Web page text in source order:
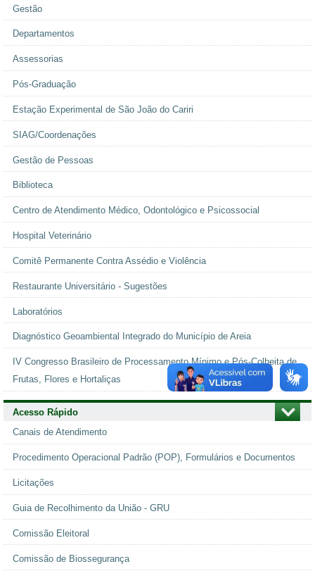
Gestão
Departamentos
Assessorias
Pós-Graduação
Estação Experimental de São João do Cariri
SIAG/Coordenações
Gestão de Pessoas
Biblioteca
Centro de Atendimento Médico, Odontológico e Psicossocial
Hospital Veterinário
Comitê Permanente Contra Assédio e Violência
Restaurante Universitário - Sugestões
Laboratórios
Diagnóstico Geoambiental Integrado do Município de Areia
IV Congresso Brasileiro de Processamento Mínimo e Pós-Colheita de
Frutas, Flores e Hortaliças
Acesso Rápido
Canais de Atendimento
Procedimento Operacional Padrão (POP), Formulários e Documentos
Licitações
Guia de Recolhimento da União - GRU
Comissão Eleitoral
Comissão de Biossegurança